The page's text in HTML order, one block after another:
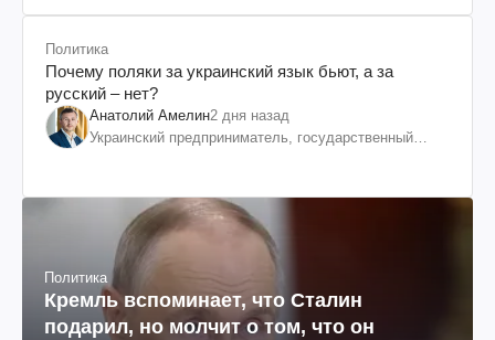
Политика
Почему поляки за украинский язык бьют, а за
русский – нет?
Анатолий Амелин2 дня назад
Украинский предприниматель, государственный
Политика
Кремль вспоминает, что Сталин
подарил, но молчит о том, что он